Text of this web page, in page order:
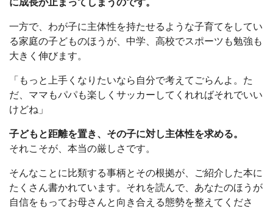
に成長が止まってしまうのです。
一方で、わが子に主体性を持たせるような子育てをしてい
る家庭の子どものほうが、中学、高校でスポーツも勉強も
大きく伸びます。
「もっと上手くなりたいなら自分で考えてごらんよ。た
だ、ママもパパも楽しくサッカーしてくれればそれでいい
けどね」
子どもと距離を置き、その子に対し主体性を求める。
それこそが、本当の厳しさです。
そんなことに比類する事柄とその根拠が、ご紹介した本に
たくさん書かれています。それを読んで、あなたのほうが
自信をもってお母さんと向き合える態勢を整えてくださ